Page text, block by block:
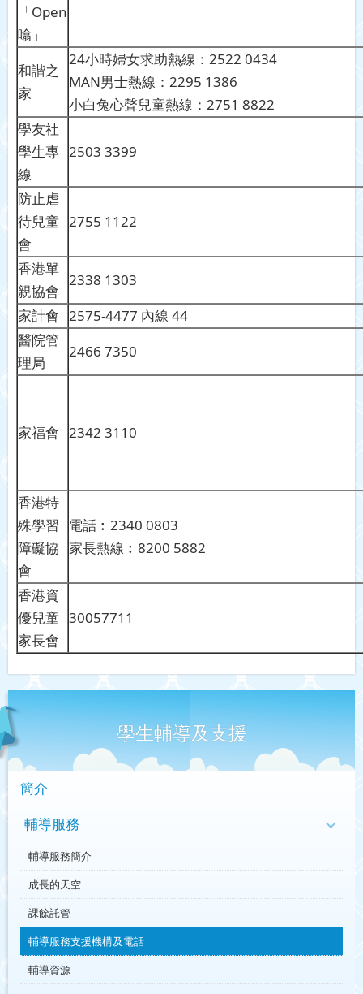
「Open
噏」
和諧之
家
24小時婦女求助熱線：2522 0434
MAN男士熱線：2295 1386
小白兔心聲兒童熱線：2751 8822
學友社
學生專
線
2503 3399
防止虐
待兒童
會
2755 1122
香港單
親協會
2338 1303
家計會 2575-4477 內線 44
醫院管
理局
2466 7350
家福會 2342 3110
香港特
殊學習
障礙協
會
電話︰2340 0803
家長熱線︰8200 5882
香港資
優兒童
家長會
30057711
學生輔導及支援
簡介
輔導服務
輔導服務簡介
成長的天空
課餘託管
輔導服務支援機構及電話
輔導資源